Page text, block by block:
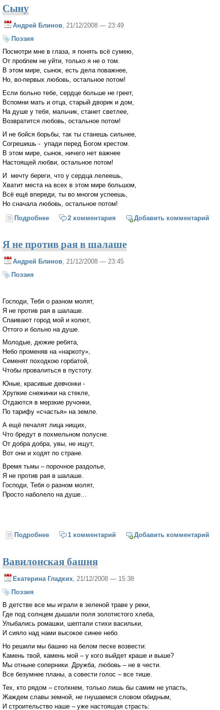
Сыну
Андрей Блинов , 21/12/2008 — 23:49
Поэзия
Посмотри мне в глаза, я понять всё сумею,
От проблем не уйти, только я не о том.
В этом мире, сынок, есть дела поважнее,
Но, во-первых любовь, остальное потом!
Если больно тебе, сердце больше не греет,
Вспомни мать и отца, старый дворик и дом,
На душе у тебя, мальчик, станет светлее,
Возвратится любовь, остальное потом!
И не бойся борьбы, так ты станешь сильнее,
Согрешишь - упади перед Богом крестом.
В этом мире, сынок, ничего нет важнее
Настоящей любви, остальное потом!
И мечту береги, что у сердца лелеешь,
Хватит места на всех в этом мире большом,
Всё ещё впереди, ты во многом успеешь,
Но сначала любовь, остальное потом!
Подробнее о Сыну2 комментария Добавить комментарий
Я не против рая в шалаше
Андрей Блинов, 21/12/2008 — 23:45
Поэзия
Господи, Тебя о разном молят,
Я не против рая в шалаше.
Спаивают город мой и колют,
Оттого и больно на душе.
Молодые, дюжие ребята,
Небо променяв на «наркоту»,
Семенят походкою горбатой,
Чтобы провалиться в пустоту.
Юные, красивые девчонки -
Хрупкие снежинки на стекле,
Отдаются в мерзкие ручонки,
По тарифу «счастья» на земле.
А ещё печалят лица нищих,
Что бредут в похмельном полусне.
От добра добра, увы, не ищут,
Вот они и ходят по стране.
Время тьмы – порочное раздолье,
Я не против рая в шалаше.
Господи, Тебя о разном молят,
Просто наболело на душе…
Подробнее о Я не против рая в шалаше
1 комментарий Добавить комментарий
Вавилонская башня
Екатерина Гладких , 21/12/2008 — 15:38
Поэзия
В детстве все мы играли в зеленой траве у реки,
Где под солнцем дышали поля золотистого хлеба,
Улыбались ромашки, шептали стихи васильки,
И сияло над нами высокое синее небо.
Но решили мы башню на белом песке возвести:
Камень твой, камень мой – у кого выйдет краше и выше?
Мы отныне соперники. Дружба, любовь – не в чести.
Все безумнее планы, а совести голос – все тише.
Тех, кто рядом – столкнем, только лишь бы самим не упасть,
Жаждем славы земной, не гнушаемся словом обидным,
И строительство наше – уже настоящая страсть: